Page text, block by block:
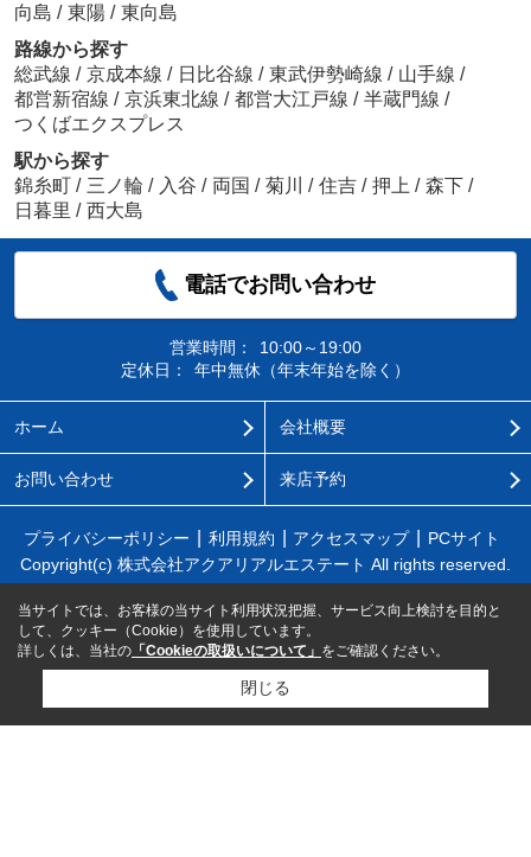
向島 / 東陽 / 東向島
路線から探す
総武線 / 京成本線 / 日比谷線 / 東武伊勢崎線 / 山手線 /
都営新宿線 / 京浜東北線 / 都営大江戸線 / 半蔵門線 /
つくばエクスプレス
駅から探す
錦糸町 / 三ノ輪 / 入谷 / 両国 / 菊川 / 住吉 / 押上 / 森下 /
日暮里 / 西大島
電話でお問い合わせ
営業時間：
10:00～19:00
定休日：
年中無休（年末年始を除く）
ホーム 会社概要
お問い合わせ 来店予約
プライバシーポリシー 利用規約 アクセスマップ
PCサイト
Copyright(c) 株式会社アクアリアルエステート All rights reserved.
当サイトでは、お客様の当サイト利用状況把握、サービス向上検討を目的と
して、クッキー（Cookie）を使用しています。
詳しくは、当社の 「Cookieの取扱いについて」 をご確認ください。
閉じる